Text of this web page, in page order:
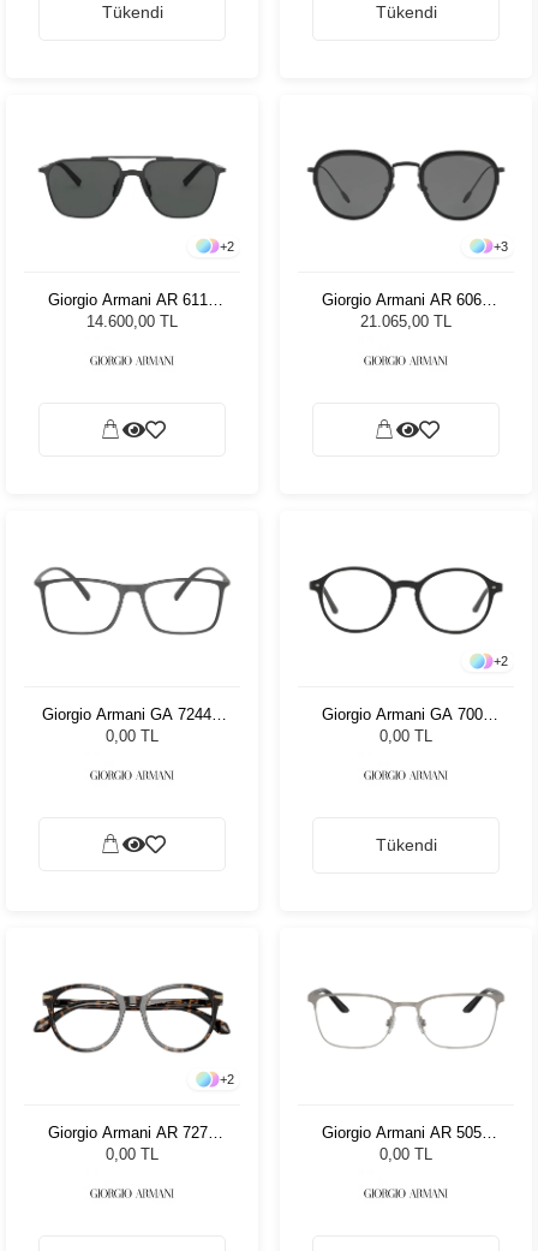
Tükendi Tükendi
+2
Giorgio Armani AR 6110
300187 58 Erkek Güneş
Gözlüğü
14.600,00 TL
+3
Giorgio Armani AR 6068
300187 - 50 Unisex Güneş
Gözlüğü
21.065,00 TL
Giorgio Armani GA 7244U
5060 55
0,00 TL
+2
Giorgio Armani GA 7004
5001 49
0,00 TL
Tükendi
+2
Giorgio Armani AR 7279
6235 52
0,00 TL
Giorgio Armani AR 5054
3259 53
0,00 TL